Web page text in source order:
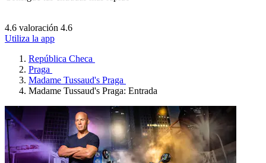
4.6 valoración 4.6
Utiliza la app
República Checa
Praga
Madame Tussaud's Praga
Madame Tussaud's Praga: Entrada